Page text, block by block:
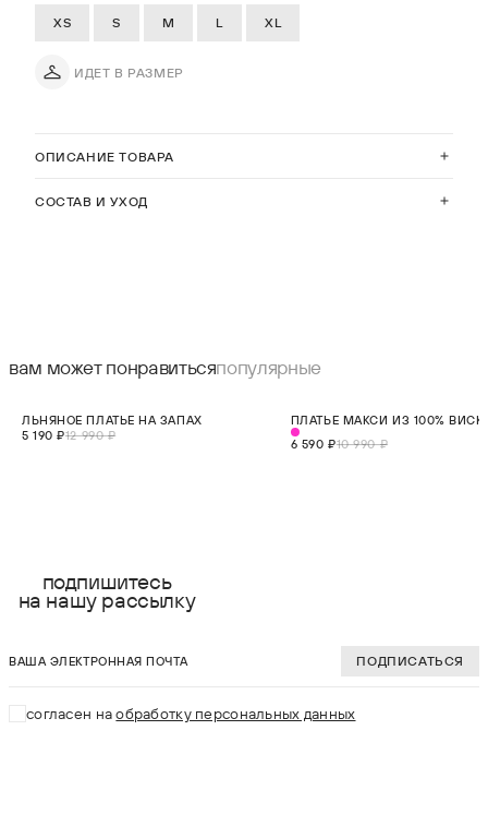
ОПИСАНИЕ ТОВАРА
СОСТАВ И УХОД
XS S M L XL
ИДЕТ В РАЗМЕР
вам может понравитьсяпопулярные
S
ЛЬНЯНОЕ ПЛАТЬЕ НА ЗАПАХ
5 190 ₽12 990 ₽
ХИТ
ПЛАТЬЕ МАКСИ ИЗ 100%
6 590 ₽10 990 ₽
подпишитесь
на нашу рассылку
ПОДПИСАТЬСЯ
согласен наобработку персональных данных